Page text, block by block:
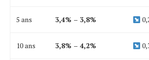
5 ans 3,4% – 3,8%
10 ans 3,8% – 4,2%